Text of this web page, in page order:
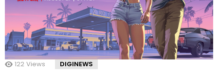
122 Views DIGINEWS